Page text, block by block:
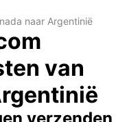
naar Argentinië
van